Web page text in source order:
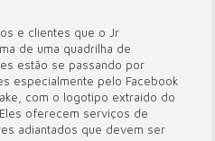
e clientes que o Jr
de uma quadrilha de
estão se passando por
especialmente pelo Facebook
com o logotipo extraído do
oferecem serviços de
adiantados que devem ser